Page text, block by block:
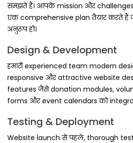
समझते हैं। आपके mission और
एक comprehensive plan तैयार करते
अनुरूप हो।
Design & Development
हमारी experienced team modern
responsive और attractive website
features जैसे donation modules,
forms और event calendars को
Testing & Deployment
Website launch से पहले, thorough